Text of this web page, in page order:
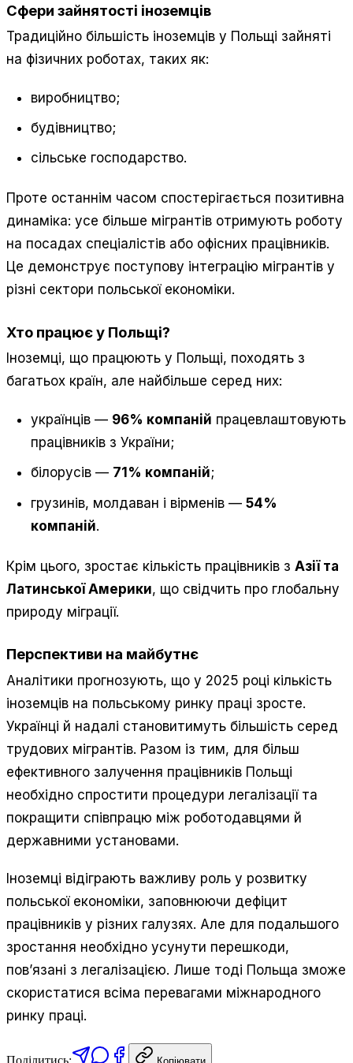
Сфери зайнятості іноземців
Традиційно більшість іноземців у Польщі зайняті
на фізичних роботах, таких як:
виробництво;
будівництво;
сільське господарство.
Проте останнім часом спостерігається позитивна
динаміка: усе більше мігрантів отримують роботу
на посадах спеціалістів або офісних працівників.
Це демонструє поступову інтеграцію мігрантів у
різні сектори польської економіки.
Хто працює у Польщі?
Іноземці, що працюють у Польщі, походять з
багатьох країн, але найбільше серед них:
українців — 96% компаній працевлаштовують
працівників з України;
білорусів — 71% компаній;
грузинів, молдаван і вірменів —54%
компаній.
Крім цього, зростає кількість працівників з Азії та
Латинської Америки, що свідчить про глобальну
природу міграції.
Перспективи на майбутнє
Аналітики прогнозують, що у 2025 році кількість
іноземців на польському ринку праці зросте.
Українці й надалі становитимуть більшість серед
трудових мігрантів. Разом із тим, для більш
ефективного залучення працівників Польщі
необхідно спростити процедури легалізації та
покращити співпрацю між роботодавцями й
державними установами.
Іноземці відіграють важливу роль у розвитку
польської економіки, заповнюючи дефіцит
працівників у різних галузях. Але для подальшого
зростання необхідно усунути перешкоди,
пов’язані з легалізацією. Лише тоді Польща зможе
скористатися всіма перевагами міжнародного
ринку праці.
Поділитись: